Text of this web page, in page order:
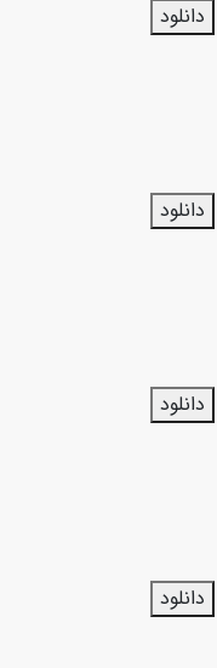
دانلود
دانلود
دانلود
دانلود